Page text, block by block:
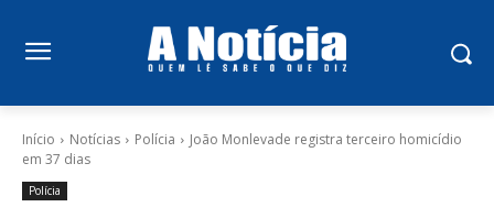
Início Notícias Polícia
João Monlevade registra terceiro homicídio
em 37 dias
Polícia